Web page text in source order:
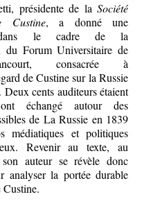
présidente de la Société
Custine, a donné une
le cadre de la
du Forum Universitaire de
consacrée à
de Custine sur la Russie
Deux cents auditeurs étaient
échangé autour des
de La Russie en 1839
médiatiques et politiques
Revenir au texte, au
auteur se révèle donc
analyser la portée durable
Custine.